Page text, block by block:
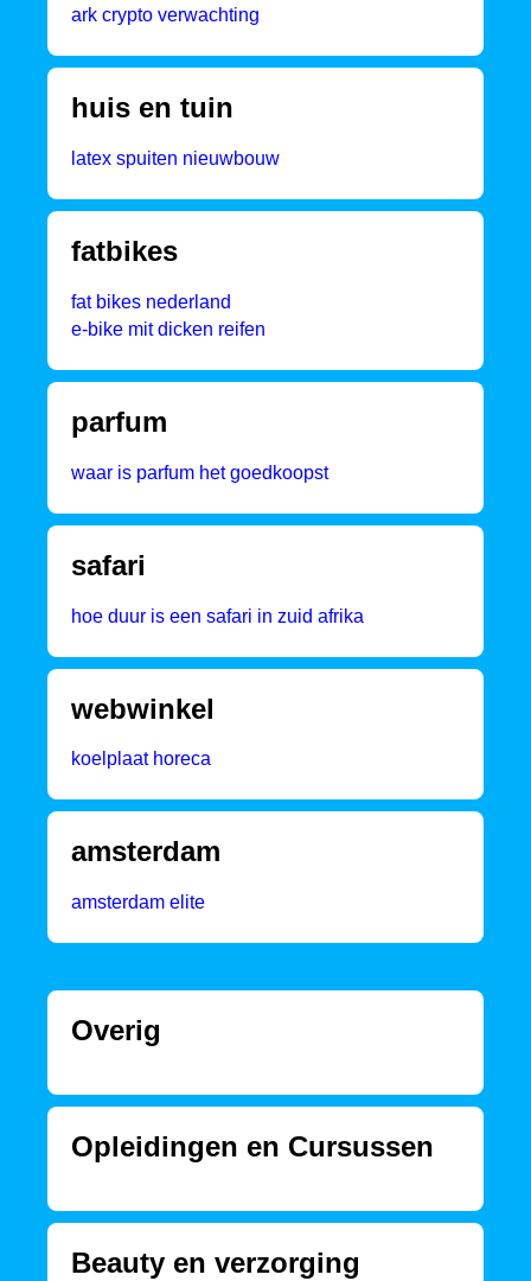
ark crypto verwachting
huis en tuin
latex spuiten nieuwbouw
fatbikes
fat bikes nederland
e-bike mit dicken reifen
parfum
waar is parfum het goedkoopst
safari
hoe duur is een safari in zuid afrika
webwinkel
koelplaat horeca
amsterdam
amsterdam elite
Overig
Opleidingen en Cursussen
Beauty en verzorging